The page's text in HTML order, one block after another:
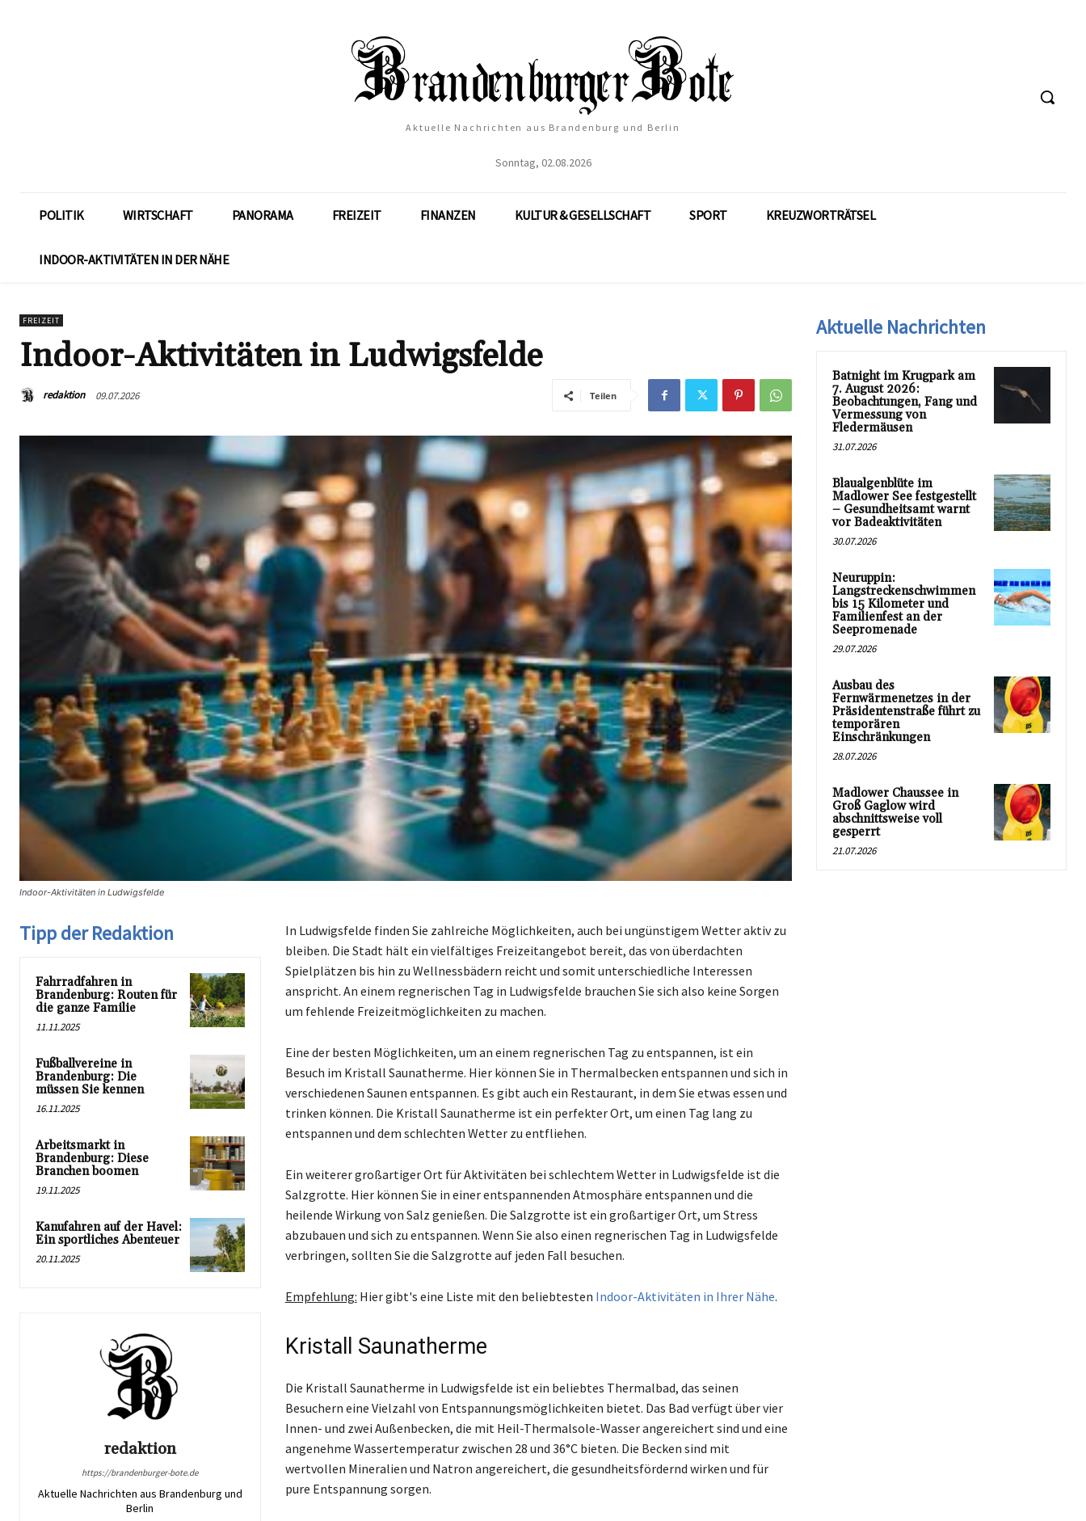
Aktuelle Nachrichten aus Brandenburg und Berlin
Sonntag, 02.08.2026
POLITIK WIRTSCHAFT PANORAMA FREIZEIT FINANZEN KULTUR & GESELLSCHAFT SPORT KREUZWORTRÄTSEL
INDOOR-AKTIVITÄTEN IN DER NÄHE
FREIZEIT
Indoor-Aktivitäten in Ludwigsfelde
redaktion 09.07.2026 Teilen
Indoor-Aktivitäten in Ludwigsfelde
Tipp der Redaktion
Fahrradfahren in
Brandenburg: Routen für
die ganze Familie
11.11.2025
Fußballvereine in
Brandenburg: Die
müssen Sie kennen
16.11.2025
Arbeitsmarkt in
Brandenburg: Diese
Branchen boomen
19.11.2025
Kanufahren auf der Havel:
Ein sportliches Abenteuer
20.11.2025
redaktion
https://brandenburger-bote.de
Aktuelle Nachrichten aus Brandenburg und
Berlin
In Ludwigsfelde finden Sie zahlreiche Möglichkeiten, auch bei ungünstigem Wetter aktiv zu
bleiben. Die Stadt hält ein vielfältiges Freizeitangebot bereit, das von überdachten
Spielplätzen bis hin zu Wellnessbädern reicht und somit unterschiedliche Interessen
anspricht. An einem regnerischen Tag in Ludwigsfelde brauchen Sie sich also keine Sorgen
um fehlende Freizeitmöglichkeiten zu machen.
Eine der besten Möglichkeiten, um an einem regnerischen Tag zu entspannen, ist ein
Besuch im Kristall Saunatherme. Hier können Sie in Thermalbecken entspannen und sich in
verschiedenen Saunen entspannen. Es gibt auch ein Restaurant, in dem Sie etwas essen und
trinken können. Die Kristall Saunatherme ist ein perfekter Ort, um einen Tag lang zu
entspannen und dem schlechten Wetter zu entfliehen.
Ein weiterer großartiger Ort für Aktivitäten bei schlechtem Wetter in Ludwigsfelde ist die
Salzgrotte. Hier können Sie in einer entspannenden Atmosphäre entspannen und die
heilende Wirkung von Salz genießen. Die Salzgrotte ist ein großartiger Ort, um Stress
abzubauen und sich zu entspannen. Wenn Sie also einen regnerischen Tag in Ludwigsfelde
verbringen, sollten Sie die Salzgrotte auf jeden Fall besuchen.
Empfehlung: Hier gibt's eine Liste mit den beliebtesten Indoor-Aktivitäten in Ihrer Nähe.
Kristall Saunatherme
Die Kristall Saunatherme in Ludwigsfelde ist ein beliebtes Thermalbad, das seinen
Besuchern eine Vielzahl von Entspannungsmöglichkeiten bietet. Das Bad verfügt über vier
Innen- und zwei Außenbecken, die mit Heil-Thermalsole-Wasser angereichert sind und eine
angenehme Wassertemperatur zwischen 28 und 36°C bieten. Die Becken sind mit
wertvollen Mineralien und Natron angereichert, die gesundheitsfördernd wirken und für
pure Entspannung sorgen.
Aktuelle Nachrichten
Batnight im Krugpark am
7. August 2026:
Beobachtungen, Fang und
Vermessung von
Fledermäusen
31.07.2026
Blaualgenblüte im
Madlower See festgestellt
– Gesundheitsamt warnt
vor Badeaktivitäten
30.07.2026
Neuruppin:
Langstreckenschwimmen
bis 15 Kilometer und
Familienfest an der
Seepromenade
29.07.2026
Ausbau des
Fernwärmenetzes in der
Präsidentenstraße führt zu
temporären
Einschränkungen
28.07.2026
Madlower Chaussee in
Groß Gaglow wird
abschnittsweise voll
gesperrt
21.07.2026